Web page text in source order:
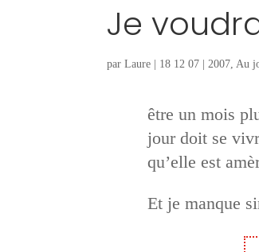
Je
parLaure | 18 12 07 | 2007 Au
être un mois
jour doit se
qu’elle est
Et je manque